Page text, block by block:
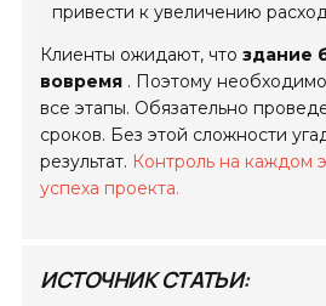
привести к увеличению
Клиенты ожидают, чтоздание
вовремя . Поэтому
все этапы. Обязательно
сроков. Без этой сложности
результат. Контроль на каждом
успеха проекта.
ИСТОЧНИК СТАТЬИ: